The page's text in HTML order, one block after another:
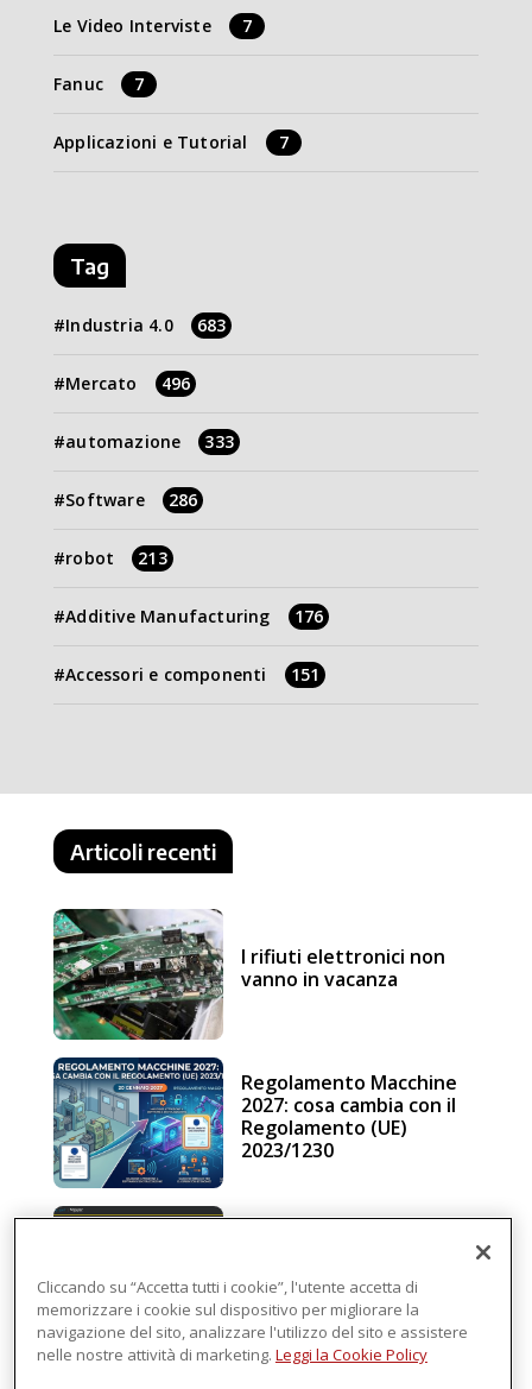
Le Video Interviste 7
Fanuc 7
Applicazioni e Tutorial 7
Tag
Industria 4.0 683
Mercato 496
automazione 333
Software 286
robot 213
Additive Manufacturing 176
Accessori e componenti 151
Articoli recenti
I rifiuti elettronici non
vanno in vacanza
Regolamento Macchine
2027: cosa cambia con il
Regolamento (UE)
2023/1230
intelligenza in cloud
Cliccando su “Accetta tutti i cookie”, l'utente accetta di
memorizzare i cookie sul dispositivo per migliorare la
navigazione del sito, analizzare l'utilizzo del sito e assistere
nelle nostre attività di marketing. Leggi la Cookie Policy